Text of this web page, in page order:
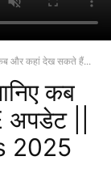
कब और कहां देख सकते हैं...
कब
||
2025